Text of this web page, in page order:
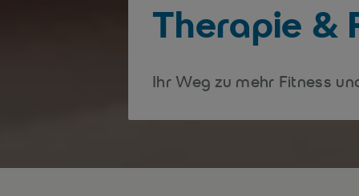
Therapie &
Ihr Weg zu mehr Fitness